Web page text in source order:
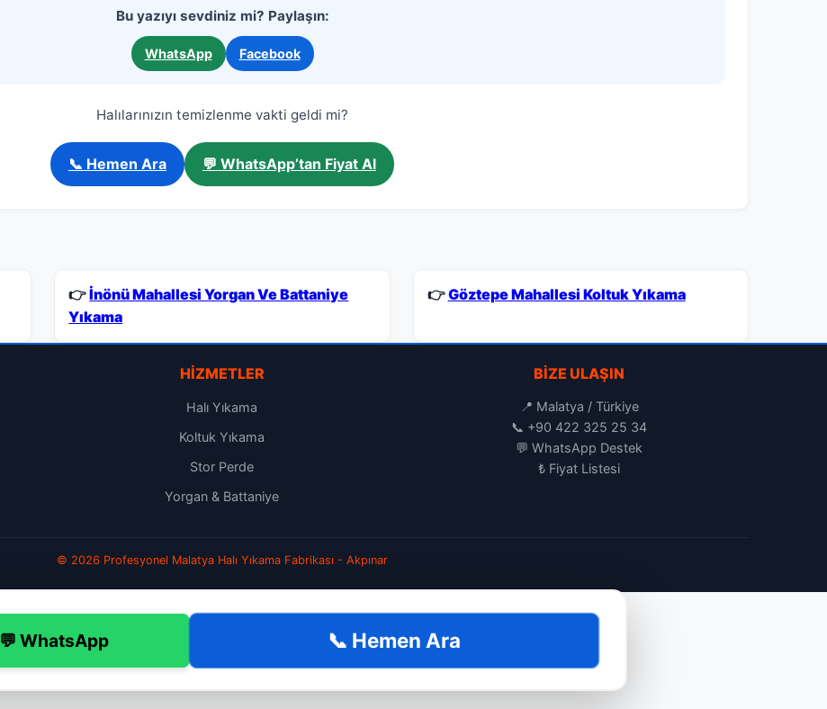
Bu yazıyı sevdiniz mi? Paylaşın:
WhatsApp Facebook
Halılarınızın temizlenme vakti geldi mi?
📞 Hemen Ara 💬 WhatsApp’tan Fiyat Al
👉İnönü Mahallesi Yorgan Ve Battaniye
Yıkama
👉Göztepe Mahallesi Koltuk Yıkama
HIZMETLER
Halı Yıkama
Koltuk Yıkama
Stor Perde
Yorgan & Battaniye
BIZE ULAŞIN
📍 Malatya / Türkiye
📞 +90 422 325 25 34
💬WhatsApp Destek
₺ Fiyat Listesi
© 2026 Profesyonel Malatya Halı Yıkama Fabrikası - Akpınar
💬 WhatsApp 📞 Hemen Ara